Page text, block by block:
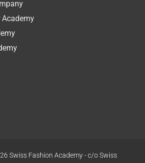
Academy
Swiss Fashion Academy -c/o Swiss